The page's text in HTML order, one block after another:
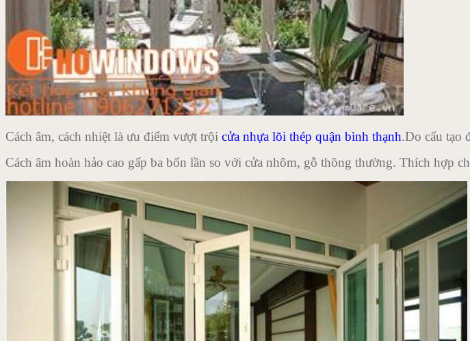
Cách âm, cách nhiệt là ưu điểm vượt trội cửa nhựa lõi thép quận bình thạnh.Do cấu tạo
Cách âm hoàn hảo cao gấp ba bốn lần so với cửa nhôm, gỗ thông thường. Thích hợp